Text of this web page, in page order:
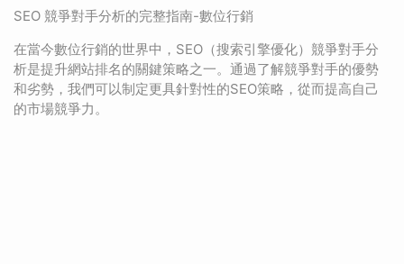
SEO 競爭對手分析的完整指南-數位行銷
在當今數位行銷的世界中，SEO（搜索引擎優化）競爭對手分
析是提升網站排名的關鍵策略之一。通過了解競爭對手的優勢
和劣勢，我們可以制定更具針對性的SEO策略，從而提高自己
的市場競爭力。